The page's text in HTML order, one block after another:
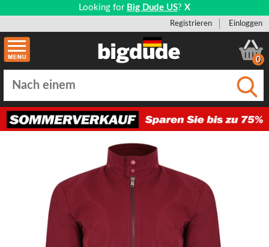
Looking for Big Dude US? X
Registrieren Einloggen
0